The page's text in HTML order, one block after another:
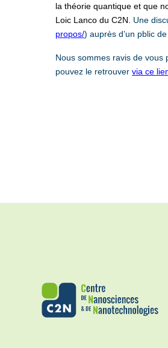
la théorie quantique et que
Loic Lanco du C2N.
Une
propos/) auprès d’un pblic
Nous sommes ravis de
pouvez le retrouver via ce